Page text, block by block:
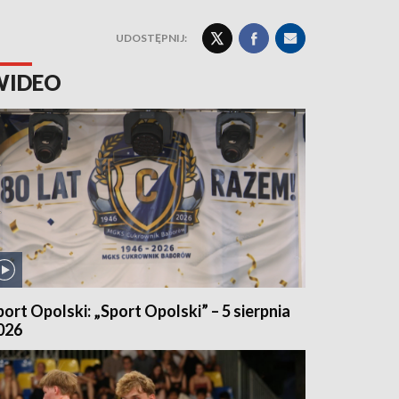
UDOSTĘPNIJ:
Opolski: „Sport Opolski” – 5 sierpnia